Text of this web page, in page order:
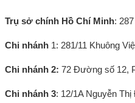
Trụ sở chính Hồ Chí Minh:
Chi nhánh 1: 281/11 Khuông
Chi nhánh 2: 72 Đường số 12,
Chi nhánh 3: 12/1A Nguyễn